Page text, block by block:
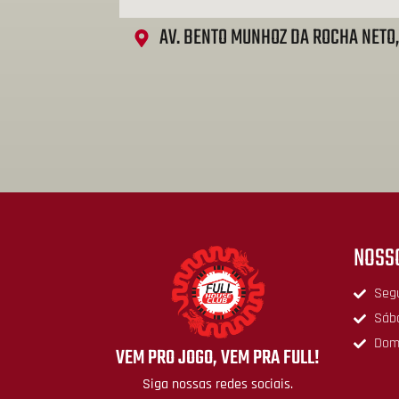
AV. BENTO MUNHOZ DA ROCHA
VEM PRO JOGO, VEM PRA FULL!
Siga nossas redes sociais.